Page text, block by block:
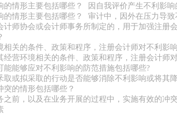
的情形主要包括哪些？ 因自我评价产生不利影
的情形主要包括哪些？
审计中，因外在压力导
计师协会或会计师事务所制定的，用于加强注
相关的条件、政策和程序，注册会计师对不利影
经营环境相关的条件、政策和程序，注册会计师
能能够应对不利影响的防范措施包括哪些?
取或拟采取的行动是否能够消除不利影响或将其
的情形包括哪些？
之前，以及在业务开展的过程中，实施有效的冲